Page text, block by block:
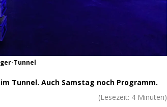
Tunnel
Tunnel. Auch Samstag noch Programm.
(Lesezeit: 4 Minuten)